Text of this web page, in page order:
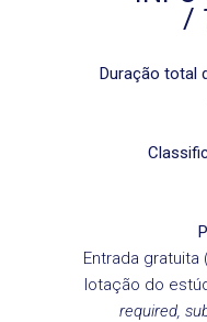
/
Duração total
Entrada gratuita
lotação do
required,